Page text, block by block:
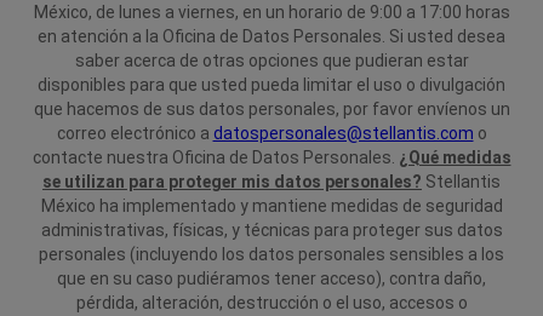
México, de lunes a viernes, en un horario de 9:00 a 17:00 horas
en atención a la Oficina de Datos Personales. Si usted desea
saber acerca de otras opciones que pudieran estar
disponibles para que usted pueda limitar el uso o divulgación
que hacemos de sus datos personales, por favor envíenos un
correo electrónico a datospersonales@stellantis.com o
contacte nuestra Oficina de Datos Personales. ¿Qué medidas
se utilizan para proteger mis datos personales? Stellantis
México ha implementado y mantiene medidas de seguridad
administrativas, físicas, y técnicas para proteger sus datos
personales (incluyendo los datos personales sensibles a los
que en su caso pudiéramos tener acceso), contra daño,
pérdida, alteración, destrucción o el uso, accesos o